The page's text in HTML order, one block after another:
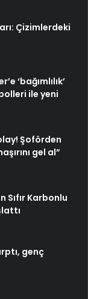
Çizimlerdeki
‘bağımlılık’
ile yeni
Şoförden
gel al”
Sıfır Karbonlu
genç